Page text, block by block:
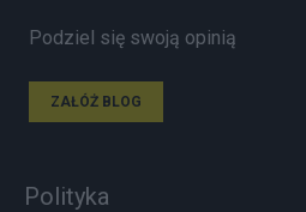
Podziel się swoją opinią
ZAŁÓŻ BLOG
Polityka